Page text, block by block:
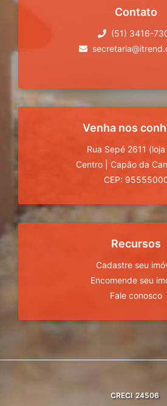
Contato
(51) 3416-
Venha nos
Rua Sepé 2611
Centro
Capão da
CEP:
Recursos
Cadastre seu
Encomende seu
Fale conosco
CRECI 24506